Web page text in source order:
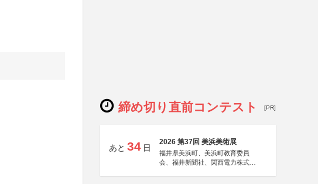
締め切り直前コンテスト [PR]
あと 34 日
2026 第37回 美浜美術展
福井県美浜町、美浜町教育委員
会、福井新聞社、関西電力株式会